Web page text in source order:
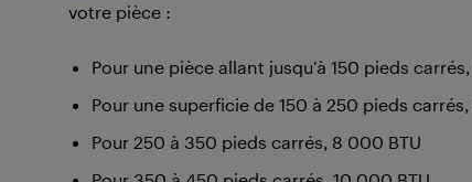
votre pièce :
Pour une pièce allant jusqu’à 150 pieds
Pour une superficie de 150 à 250 pieds
Pour 250 à 350 pieds carrés, 8 000 BTU